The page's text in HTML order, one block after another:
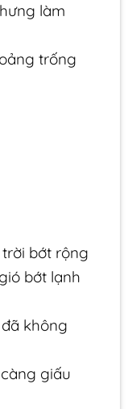
làm
trống
bớt rộng
bớt lạnh
không
giấu